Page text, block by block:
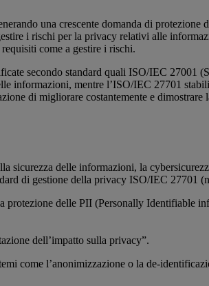
una crescente domanda di
i rischi per la privacy relativi alle
come a gestire i rischi.
secondo standard quali ISO/IEC
informazioni, mentre l’ISO/IEC 27701
di migliorare costantemente e
sicurezza delle informazioni, la
di gestione della privacy ISO/IEC
protezione delle PII (Personally Identifiable
dell’impatto sulla privacy”.
come l’anonimizzazione o la de-